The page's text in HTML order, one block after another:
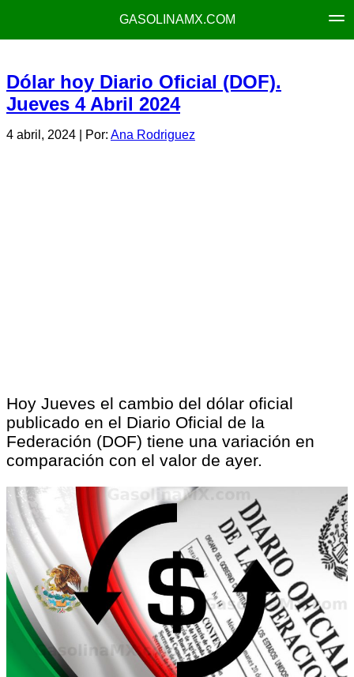
GASOLINAMX.COM
Dólar hoy Diario Oficial (DOF).
Jueves 4 Abril 2024
4 abril, 2024 | Por: Ana Rodriguez
Hoy Jueves el cambio del dólar oficial
publicado en el Diario Oficial de la
Federación (DOF) tiene una variación en
comparación con el valor de ayer.